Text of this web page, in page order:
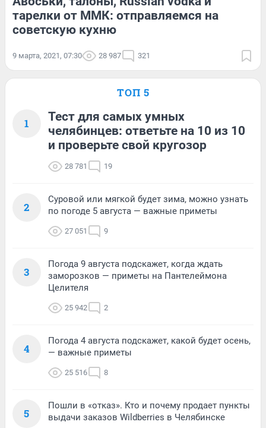
тарелки от ММК: отправляемся на
советскую кухню
9 марта, 2021, 07:30 28 987 321
ТОП 5
1
Тест для самых умных
челябинцев: ответьте на 10 из 10
и проверьте свой кругозор
28 781 19
2
Суровой или мягкой будет зима, можно узнать
по погоде 5 августа — важные приметы
27 051 9
3
Погода 9 августа подскажет, когда ждать
заморозков — приметы на Пантелеймона
Целителя
25 942 2
4
Погода 4 августа подскажет, какой будет осень,
— важные приметы
25 516 8
5
Пошли в «отказ». Кто и почему продает пункты
выдачи заказов Wildberries в Челябинске